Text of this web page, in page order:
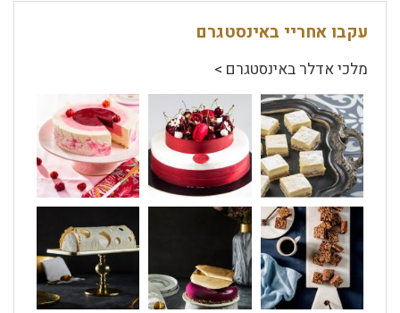
עקבו אחריי באינסטגרם
מלכי אדלר באינסטגרם >